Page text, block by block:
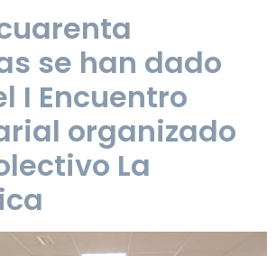
se han dado
I Encuentro
organizado
La